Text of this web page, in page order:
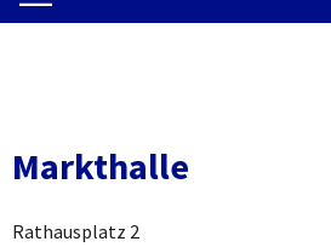
Markthalle
Rathausplatz 2